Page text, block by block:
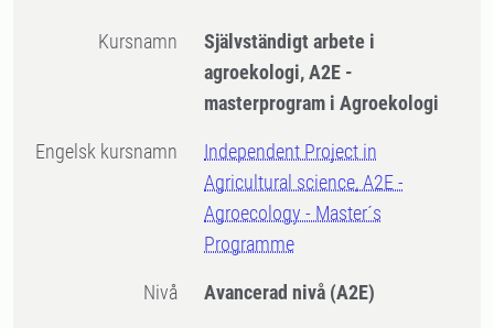
Kursnamn
Självständigt arbete i
agroekologi, A2E -
masterprogram i Agroekologi
Engelsk kursnamn
Independent Project in
Agricultural science, A2E -
Agroecology - Master´s
Programme
Nivå Avancerad nivå (A2E)